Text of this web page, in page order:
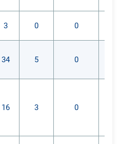
3 0 0
34 5 0
16 3 0